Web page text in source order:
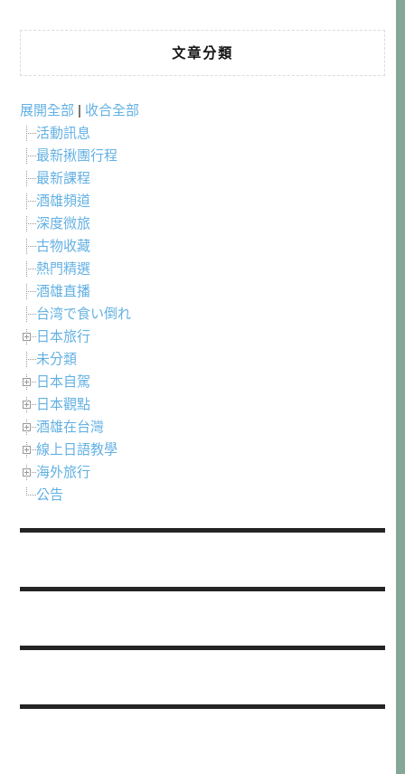
文章分類
展開全部 | 收合全部
活動訊息
最新揪團行程
最新課程
酒雄頻道
深度微旅
古物收藏
熱門精選
酒雄直播
台湾で食い倒れ
日本旅行
未分類
日本自駕
日本觀點
酒雄在台灣
線上日語教學
海外旅行
公告